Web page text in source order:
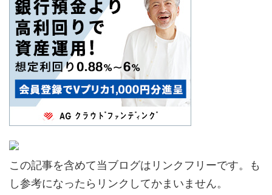
この記事を含めて当ブログはリンクフリーです。も
し参考になったらリンクしてかまいません。